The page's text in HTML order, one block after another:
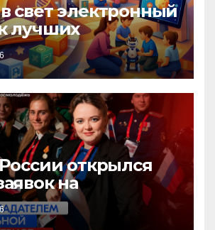
свет электронный
лучших
практик
дошкольного
открылся
на
премию